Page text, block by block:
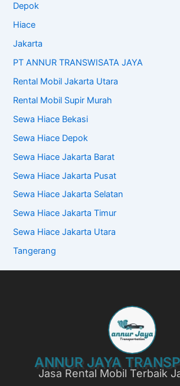
Depok
Hiace
Jakarta
PT ANNUR TRANSWISATA JAYA
Rental Mobil Jakarta Utara
Rental Mobil Supir Murah
Sewa Hiace Bekasi
Sewa Hiace Depok
Sewa Hiace Jakarta Barat
Sewa Hiace Jakarta Pusat
Sewa Hiace Jakarta Selatan
Sewa Hiace Jakarta Timur
Sewa Hiace Jakarta Utara
Tangerang
ANNUR JAYA
Jasa Rental Mobil Terbaik